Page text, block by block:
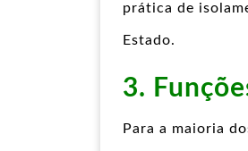
prática de
Estado.
3.
Para a maioria